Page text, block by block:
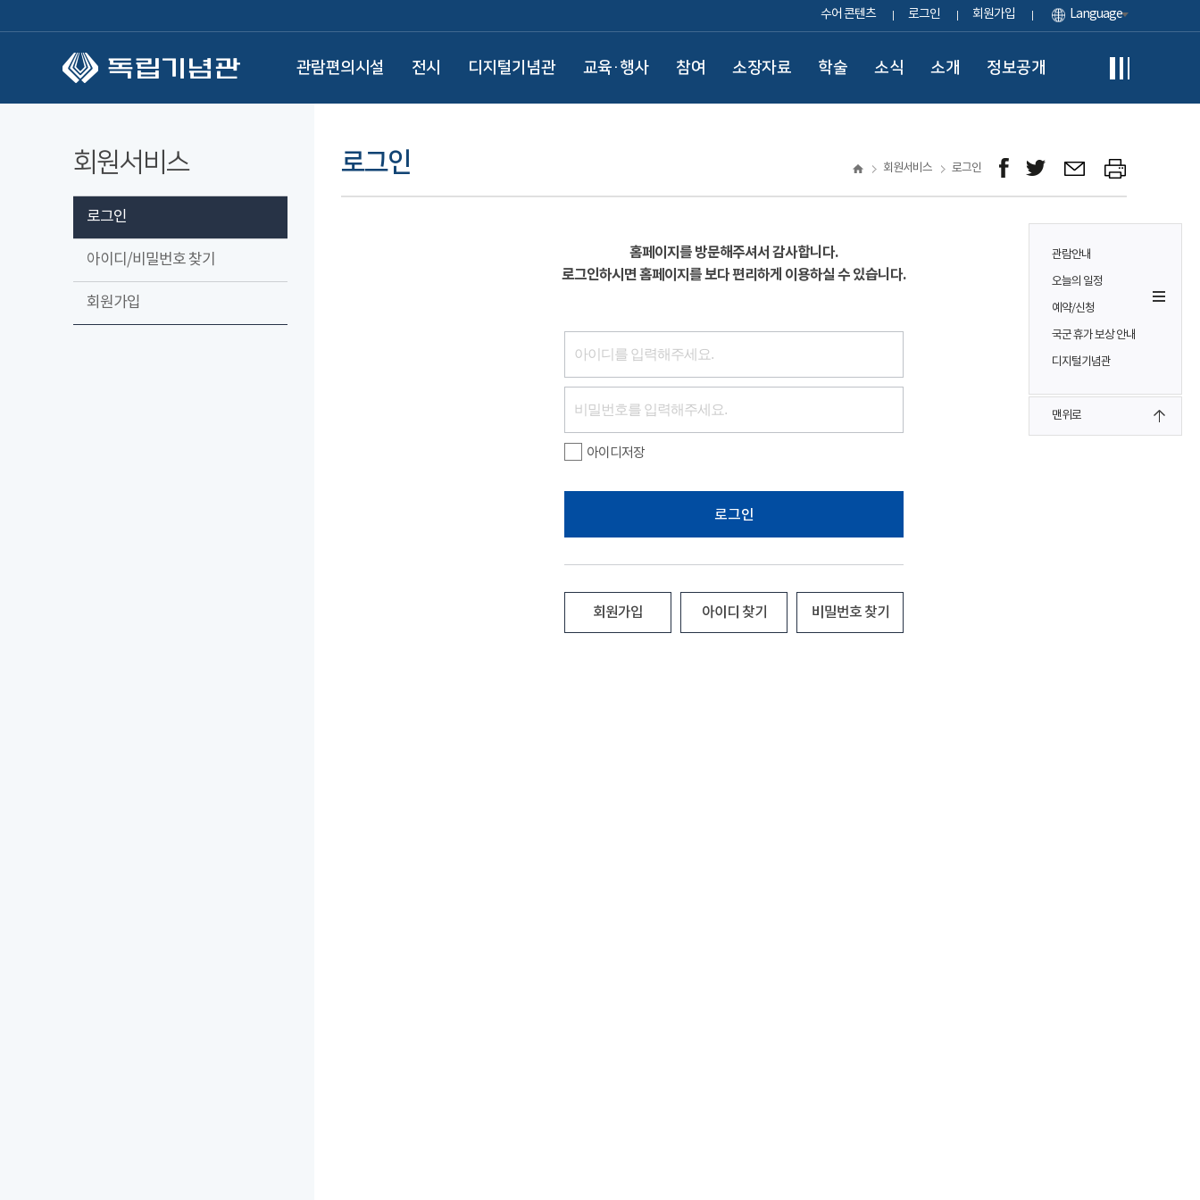
수어 콘텐츠 로그인 회원가입 Language
관람편의시설 전시 디지털기념관 교육·행사 참여 소장자료 학술 소식 소개 정보공개
관람안내
오늘의 일정
예약/신청
국군 휴가 보상 안내
디지털기념관
맨위로
회원서비스
로그인
아이디/비밀번호 찾기
회원가입
로그인 회원서비스 로그인
홈페이지를 방문해주셔서 감사합니다.
로그인하시면 홈페이지를 보다 편리하게 이용하실 수 있습니다.
아이디저장
로그인
회원가입 아이디 찾기 비밀번호 찾기